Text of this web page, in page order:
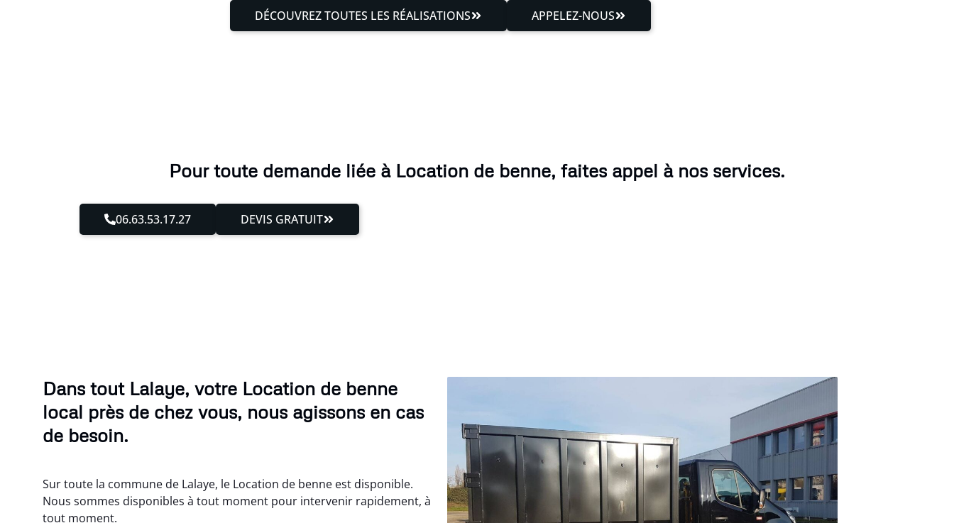
DÉCOUVREZ TOUTES LES RÉALISATIONS APPELEZ-NOUS
Pour toute demande liée à Location de benne, faites appel à nos services.
06.63.53.17.27 DEVIS GRATUIT
Dans tout Lalaye, votre Location de benne
local près de chez vous, nous agissons en cas
de besoin.
Sur toute la commune de Lalaye, le Location de benne est disponible.
Nous sommes disponibles à tout moment pour intervenir rapidement, à
tout moment.